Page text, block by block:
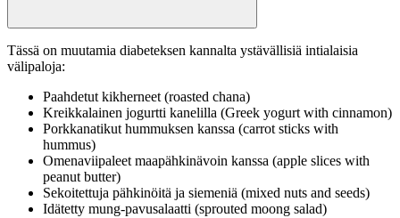
Tässä on muutamia diabeteksen kannalta ystävällisiä intialaisia
välipaloja:
Paahdetut kikherneet (roasted chana)
Kreikkalainen jogurtti kanelilla (Greek yogurt with cinnamon)
Porkkanatikut hummuksen kanssa (carrot sticks with
hummus)
Omenaviipaleet maapähkinävoin kanssa (apple slices with
peanut butter)
Sekoitettuja pähkinöitä ja siemeniä (mixed nuts and seeds)
Idätetty mung-pavusalaatti (sprouted moong salad)